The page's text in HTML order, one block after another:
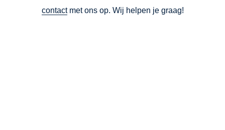
contactmet ons op. Wij helpen je graag!